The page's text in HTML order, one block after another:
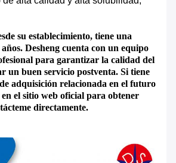
su establecimiento, tiene una
Desheng cuenta con un equipo
para garantizar la calidad del
un buen servicio postventa. Si tiene
adquisición relacionada en el futuro
el sitio web oficial para obtener
directamente.